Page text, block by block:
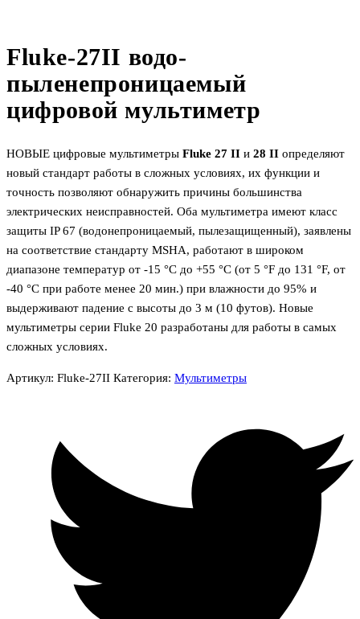
Fluke-27II водо-
пыленепроницаемый
цифровой мультиметр
НОВЫЕ цифровые мультиметры Fluke 27 II и 28 II определяют
новый стандарт работы в сложных условиях, их функции и
точность позволяют обнаружить причины большинства
электрических неисправностей. Оба мультиметра имеют класс
защиты IP 67 (водонепроницаемый, пылезащищенный), заявлены
на соответствие стандарту MSHA, работают в широком
диапазоне температур от -15 °C до +55 °C (от 5 °F до 131 °F, от
-40 °C при работе менее 20 мин.) при влажности до 95% и
выдерживают падение с высоты до 3 м (10 футов). Новые
мультиметры серии Fluke 20 разработаны для работы в самых
сложных условиях.
Артикул: Fluke-27II Категория: Мультиметры